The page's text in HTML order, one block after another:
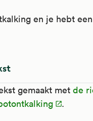
en je hebt
gemaakt met de
.